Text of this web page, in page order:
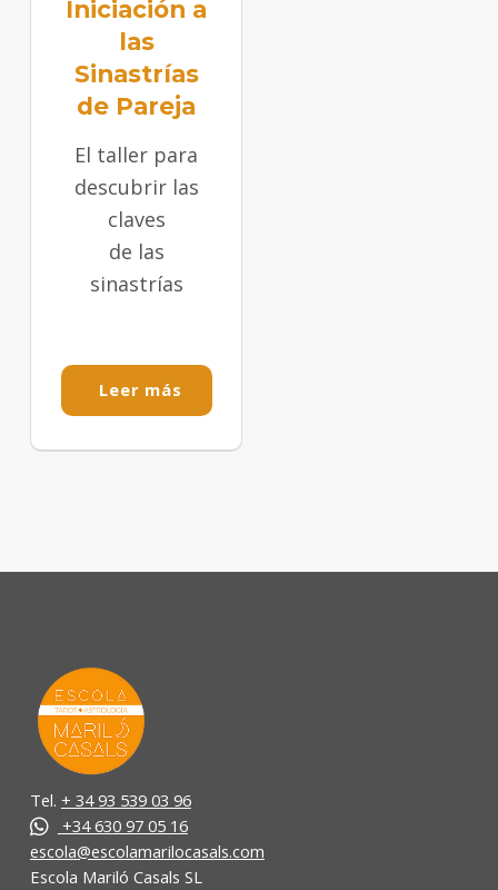
Iniciación a
las
Sinastrías
de Pareja
El taller para
descubrir las
claves
de las
sinastrías
Leer más
Tel. + 34 93 539 03 96
+34 630 97 05 16
escola@escolamarilocasals.com
Escola Mariló Casals SL